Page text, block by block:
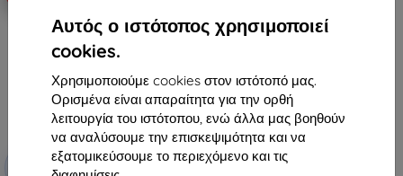
Αυτός ο ιστότοπος χρησιμοποιεί
cookies.
Χρησιμοποιούμε cookies στον ιστότοπό μας.
Ορισμένα είναι απαραίτητα για την ορθή
λειτουργία του ιστότοπου, ενώ άλλα μας βοηθούν
να αναλύσουμε την επισκεψιμότητα και να
εξατομικεύσουμε το περιεχόμενο και τις
Έκπτωση
με
EXTRA10